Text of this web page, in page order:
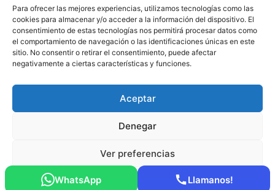
Para ofrecer las mejores experiencias, utilizamos tecnologías como las
cookies para almacenar y/o acceder a la información del dispositivo. El
consentimiento de estas tecnologías nos permitirá procesar datos como
el comportamiento de navegación o las identificaciones únicas en este
sitio. No consentir o retirar el consentimiento, puede afectar
negativamente a ciertas características y funciones.
Aceptar
Denegar
Ver preferencias
VIVERO PLANTAS
Sobre nosotros
Puntos y recompensas
Cookies
Pago seguro: Tarjeta de Crédito / Débito Amazon Pay Klarna Link
© 2026 ViveroPlantas Online S.L. · NIF B27640622
WhatsApp Llamanos!